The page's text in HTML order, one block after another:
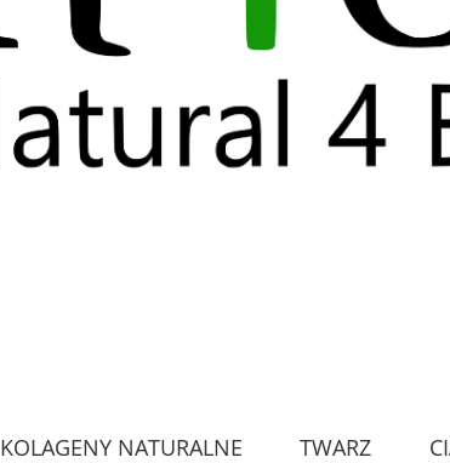
KOLAGENY NATURALNE TWARZ